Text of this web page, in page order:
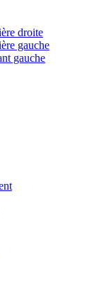
droite
gauche
gauche